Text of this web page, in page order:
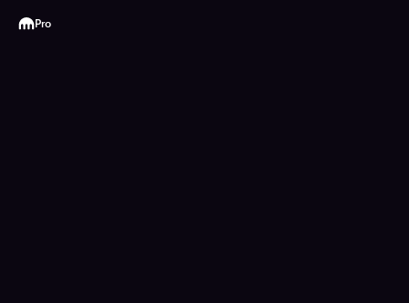
Kraken
Pro